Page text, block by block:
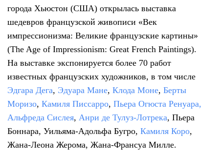
города Хьюстон (США) открылась выставка
шедевров французской живописи «Век
импрессионизма: Великие французские картины»
(The Age of Impressionism: Great French Paintings).
На выставке экспонируется более 70 работ
известных французских художников, в том числе
Эдгара Дега, Эдуара Мане, Клода Моне, Берты
Моризо, Камиля Писсарро, Пьера Огюста Ренуара,
Альфреда Сислея, Анри де Тулуз-Лотрека, Пьера
Боннара, Уильяма-Адольфа Бугро, Камиля Коро,
Жана-Леона Жерома, Жана-Франсуа Милле.